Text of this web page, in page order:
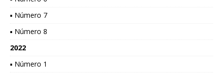
▪ Número 7
▪ Número 8
2022
▪ Número 1